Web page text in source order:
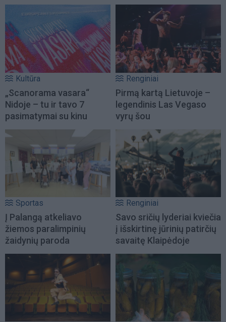
Kultūra
„Scanorama vasara“
Nidoje – tu ir tavo 7
pasimatymai su kinu
Renginiai
Pirmą kartą Lietuvoje –
legendinis Las Vegaso
vyrų šou
Sportas
Į Palangą atkeliavo
žiemos paralimpinių
žaidynių paroda
Renginiai
Savo sričių lyderiai kviečia
į išskirtinę jūrinių patirčių
savaitę Klaipėdoje